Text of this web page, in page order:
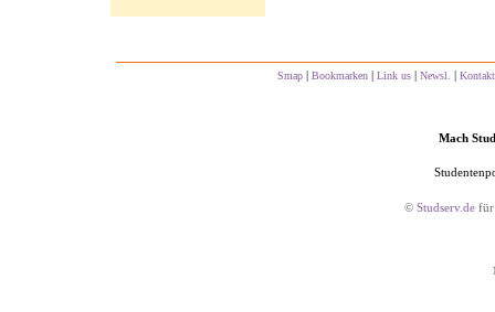
Smap | Bookmarken | Link us | Newsl. | Kontakt
Mach
© Studserv.de für